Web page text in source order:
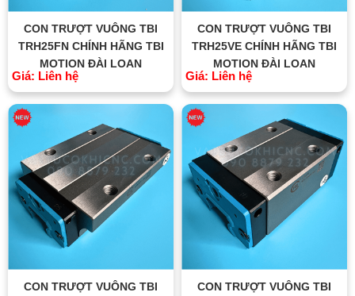
CON TRƯỢT VUÔNG TBI
TRH25FN CHÍNH HÃNG TBI
MOTION ĐÀI LOAN
Giá: Liên hệ
CON TRƯỢT VUÔNG TBI
TRH25VE CHÍNH HÃNG TBI
MOTION ĐÀI LOAN
Giá: Liên hệ
CON TRƯỢT VUÔNG TBI
CON TRƯỢT VUÔNG TBI